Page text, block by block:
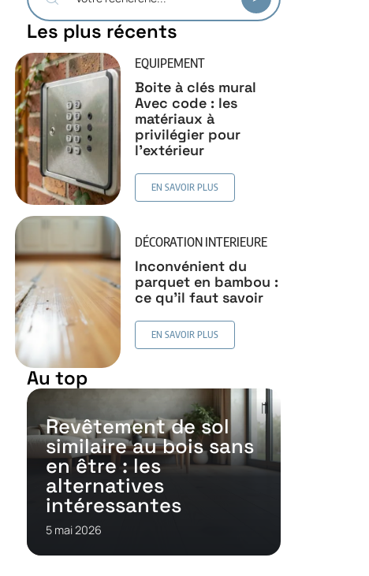
Les plus récents
EQUIPEMENT
Boite à clés mural
Avec code : les
matériaux à
privilégier pour
l’extérieur
EN SAVOIR PLUS
DÉCORATION INTERIEURE
Inconvénient du
parquet en bambou :
ce qu’il faut savoir
EN SAVOIR PLUS
Au top
Revêtement de sol
similaire au bois sans
en être : les
alternatives
intéressantes
5 mai 2026